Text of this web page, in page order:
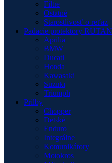
Filtre
Ostatné
Starostlivosť o reťaz
Padacie protektory RUTAN
Aprilia
BMW
Ducati
Honda
Kawasaki
Suzuki
Triumph
Prilby
Chopper
Detské
Enduro
Integrálne
Komunikátory
Motokros